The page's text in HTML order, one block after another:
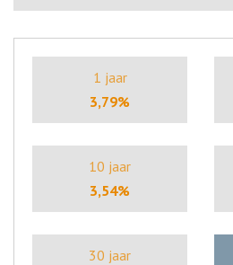
1 jaar
3,79%
10 jaar
3,54%
30 jaar